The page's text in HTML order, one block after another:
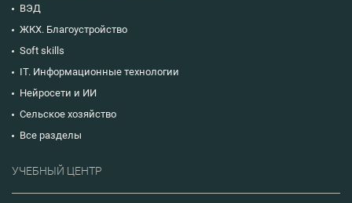
ВЭД
ЖКХ. Благоустройство
Soft skills
IT. Информационные технологии
Нейросети и ИИ
Сельское хозяйство
Все разделы
УЧЕБНЫЙ ЦЕНТР